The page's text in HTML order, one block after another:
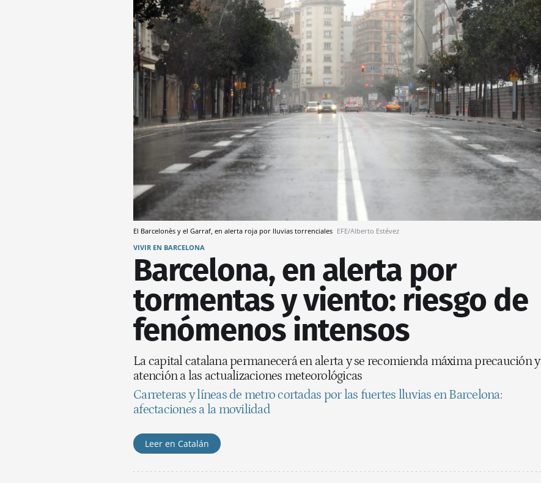
El Barcelonès y el Garraf, en alerta roja por lluvias torrenciales EFE/Alberto Estévez
VIVIR EN BARCELONA
Barcelona, en alerta por
tormentas y viento: riesgo de
fenómenos intensos
La capital catalana permanecerá en alerta y se recomienda máxima precaución y
atención a las actualizaciones meteorológicas
Carreteras y líneas de metro cortadas por las fuertes lluvias en Barcelona:
afectaciones a la movilidad
Leer en Catalán